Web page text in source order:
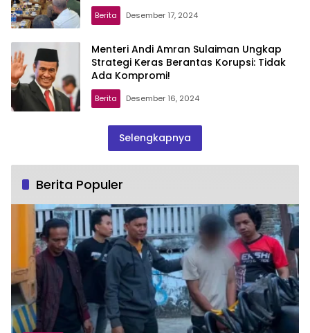
Berita Desember 17, 2024
Menteri Andi Amran Sulaiman Ungkap
Strategi Keras Berantas Korupsi: Tidak
Ada Kompromi!
Berita Desember 16, 2024
Selengkapnya
Berita Populer